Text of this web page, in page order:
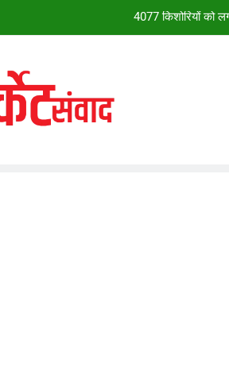
4077 किशोरियों को
*28वें चालीहा महोत्सव में झूम उठा झांसी,